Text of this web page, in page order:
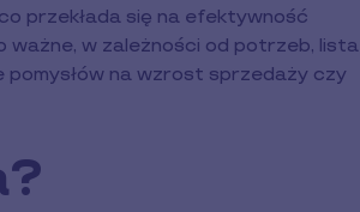
przekłada się na efektywność
ważne, w zależności od potrzeb, lista
pomysłów na wzrost sprzedaży czy